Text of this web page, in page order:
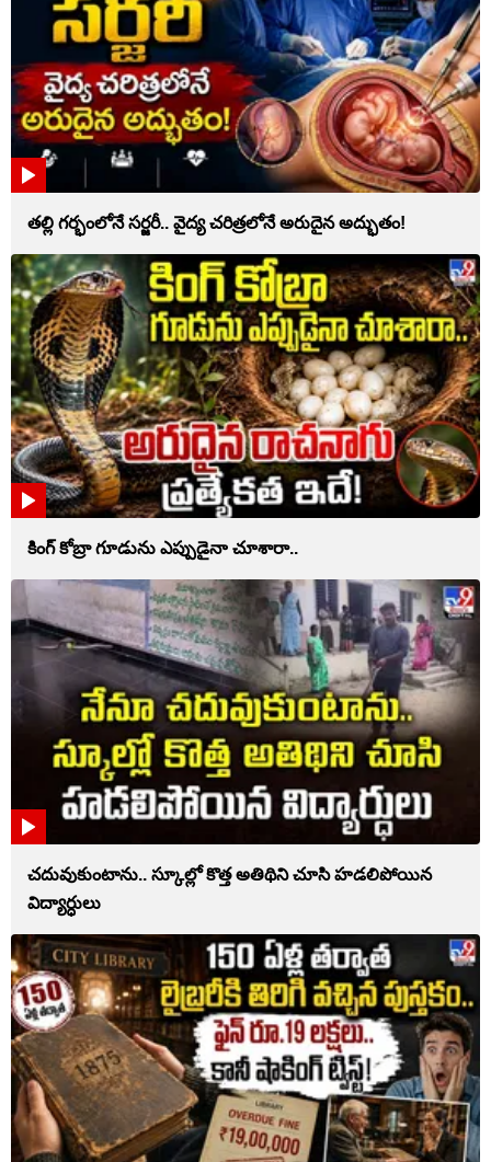
తల్లి గర్భంలోనే సర్జరీ.. వైద్య చరిత్రలోనే అరుదైన అద్భుతం!
కింగ్ కోబ్రా గూడును ఎప్పుడైనా చూశారా..
చదువుకుంటాను.. స్కూల్లో కొత్త అతిథిని చూసి హడలిపోయిన
విద్యార్ధులు